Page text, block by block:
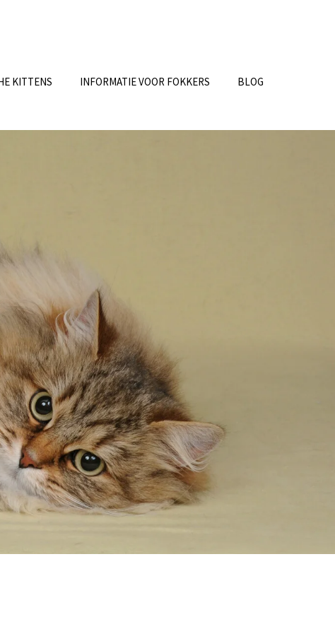
KITTENS INFORMATIE VOOR FOKKERS
BLOG